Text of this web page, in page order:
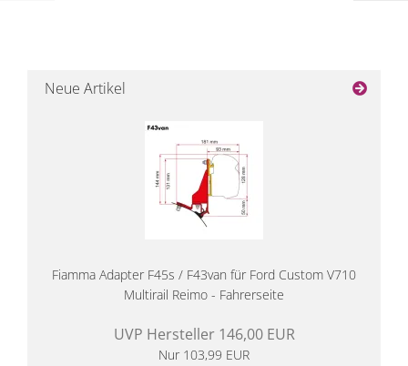
Neue Artikel
Fiamma Adapter F45s / F43van für Ford Custom V710
Multirail Reimo - Fahrerseite
UVP Hersteller 146,00 EUR
Nur 103,99 EUR